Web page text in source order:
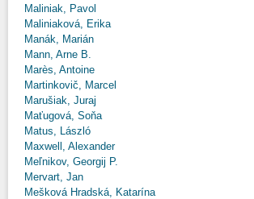
Maliniak, Pavol
Maliniaková, Erika
Manák, Marián
Mann, Arne B.
Marès, Antoine
Martinkovič, Marcel
Marušiak, Juraj
Maťugová, Soňa
Matus, László
Maxwell, Alexander
Meľnikov, Georgij P.
Mervart, Jan
Mešková Hradská, Katarína